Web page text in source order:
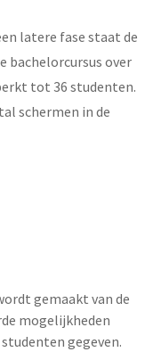
latere fase staat de
bachelorcursus over
tot 36 studenten.
schermen in de
gemaakt van de
mogelijkheden
gegeven.